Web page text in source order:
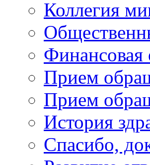
Коллегия
Финансовая
Прием
Прием
История
Спасибо,